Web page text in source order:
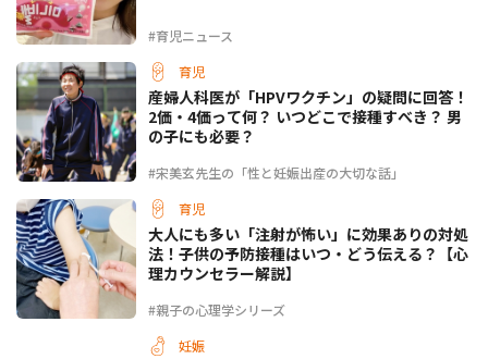
#育児ニュース
育児
#宋美玄先生の「性と妊娠出産の大切な話」
産婦人科医が「HPVワクチン」の疑問に回答！
2価・4価って何？ いつどこで接種すべき？ 男
の子にも必要？
育児
#親子の心理学シリーズ
大人にも多い「注射が怖い」に効果ありの対処
法！子供の予防接種はいつ・どう伝える？【心
理カウンセラー解説】
妊娠